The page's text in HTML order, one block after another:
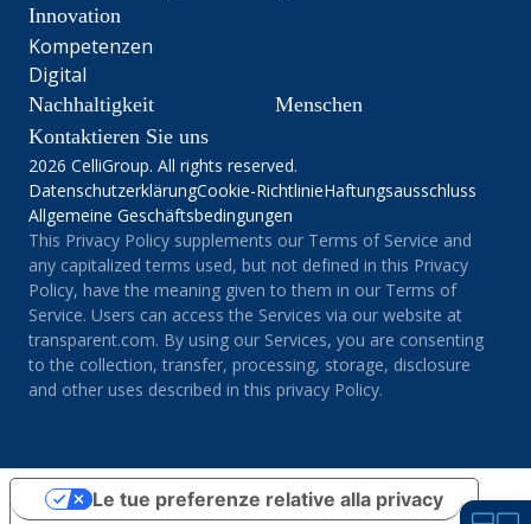
Innovation
Kompetenzen
Digital
Nachhaltigkeit
Menschen
Kontaktieren Sie uns
2026 CelliGroup. All rights reserved.
DatenschutzerklärungCookie-RichtlinieHaftungsausschluss
Allgemeine Geschäftsbedingungen
This Privacy Policy supplements our Terms of Service and
any capitalized terms used, but not defined in this Privacy
Policy, have the meaning given to them in our Terms of
Service. Users can access the Services via our website at
transparent.com. By using our Services, you are consenting
to the collection, transfer, processing, storage, disclosure
and other uses described in this privacy Policy.
Le tue preferenze relative alla privacy